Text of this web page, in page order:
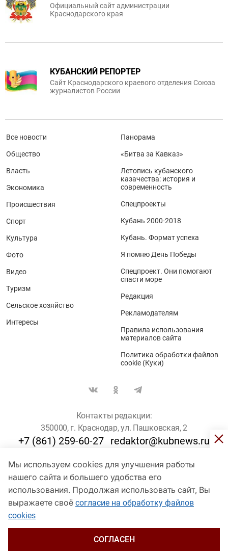
Мы используем cookies для улучшения работы
нашего сайта и большего удобства его
использования. Продолжая использовать сайт, Вы
выражаете своё согласие на обработку файлов
cookies
СОГЛАСЕН
Официальный сайт администрации
Краснодарского края
КУБАНСКИЙ РЕПОРТЕР
Сайт Краснодарского краевого отделения Союза
журналистов России
Все новости
Общество
Власть
Экономика
Происшествия
Спорт
Культура
Фото
Видео
Туризм
Сельское хозяйство
Интересы
Панорама
«Битва за Кавказ»
Летопись кубанского
казачества: история и
современность
Спецпроекты
Кубань 2000-2018
Кубань. Формат успеха
Я помню День Победы
Спецпроект. Они помогают
спасти море
Редакция
Рекламодателям
Правила использования
материалов сайта
Политика обработки файлов
cookie (Куки)
Контакты редакции:
350000, г. Краснодар, ул. Пашковская, 2
+7 (861) 259-60-27 redaktor@kubnews.ru
Для пользователей старше 16 лет
© Кубанские Новости, 2017
Сетевое издание «kubnews» зарегистрировано Федеральной
службой по надзору в сфере связи, информационных технологий
и массовых коммуникаций (Роскомнадзор). Регистрационный
Пашковская, 2). Главный редактор – Филиппов О. Ю.